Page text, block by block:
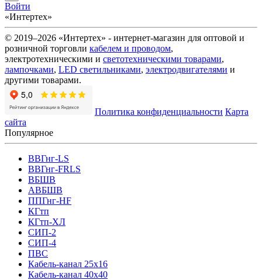
Войти
«Интертех»
© 2019–2026 «Интертех» - интернет-магазин для оптовой и
розничной торговли кабелем и проводом,
электротехническими и светотехническими товарами,
лампочками, LED светильниками, электродвигателями и
другими товарами.
Политика конфиденциальности Карта
сайта
Популярное
ВВГнг-LS
ВВГнг-FRLS
ВБШВ
АВБШВ
ППГнг-HF
КГтп
КГтп-ХЛ
СИП-2
СИП-4
ПВС
Кабель-канал 25х16
Кабель-канал 40х40